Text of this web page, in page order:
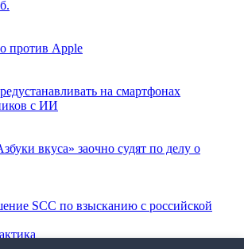
против Apple
на смартфонах
с ИИ
вкуса» заочно судят по делу о
SCC по взысканию с российской